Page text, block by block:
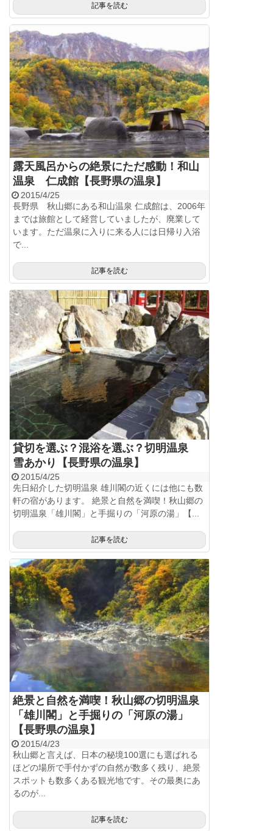
記事を読む
露天風呂からの絶景にただ感動！和山
温泉 仁成館【長野県の温泉】
2015/4/25
長野県 秋山郷にある和山温泉 仁成館は、2006年
までは旅館として経営していましたが、廃業して
います。ただ温泉に入りに来る人には日帰り入浴
で...
記事を読む
貸切を選ぶ？混浴を選ぶ？切明温泉
雪あかり【長野県の温泉】
2015/4/25
先日紹介した切明温泉 雄川閣の近くには他にも数
軒の宿があります。 絶景と自然を満喫！秋山郷の
切明温泉「雄川閣」と手掘りの「河原の湯」【...
記事を読む
絶景と自然を満喫！秋山郷の切明温泉
「雄川閣」と手掘りの「河原の湯」
【長野県の温泉】
2015/4/23
秋山郷と言えば、日本の秘境100選にも選ばれる
ほどの場所で手付かずの自然が数多く残り、絶景
スポットも数多くある観光地です。その最奥にあ
るのが...
記事を読む